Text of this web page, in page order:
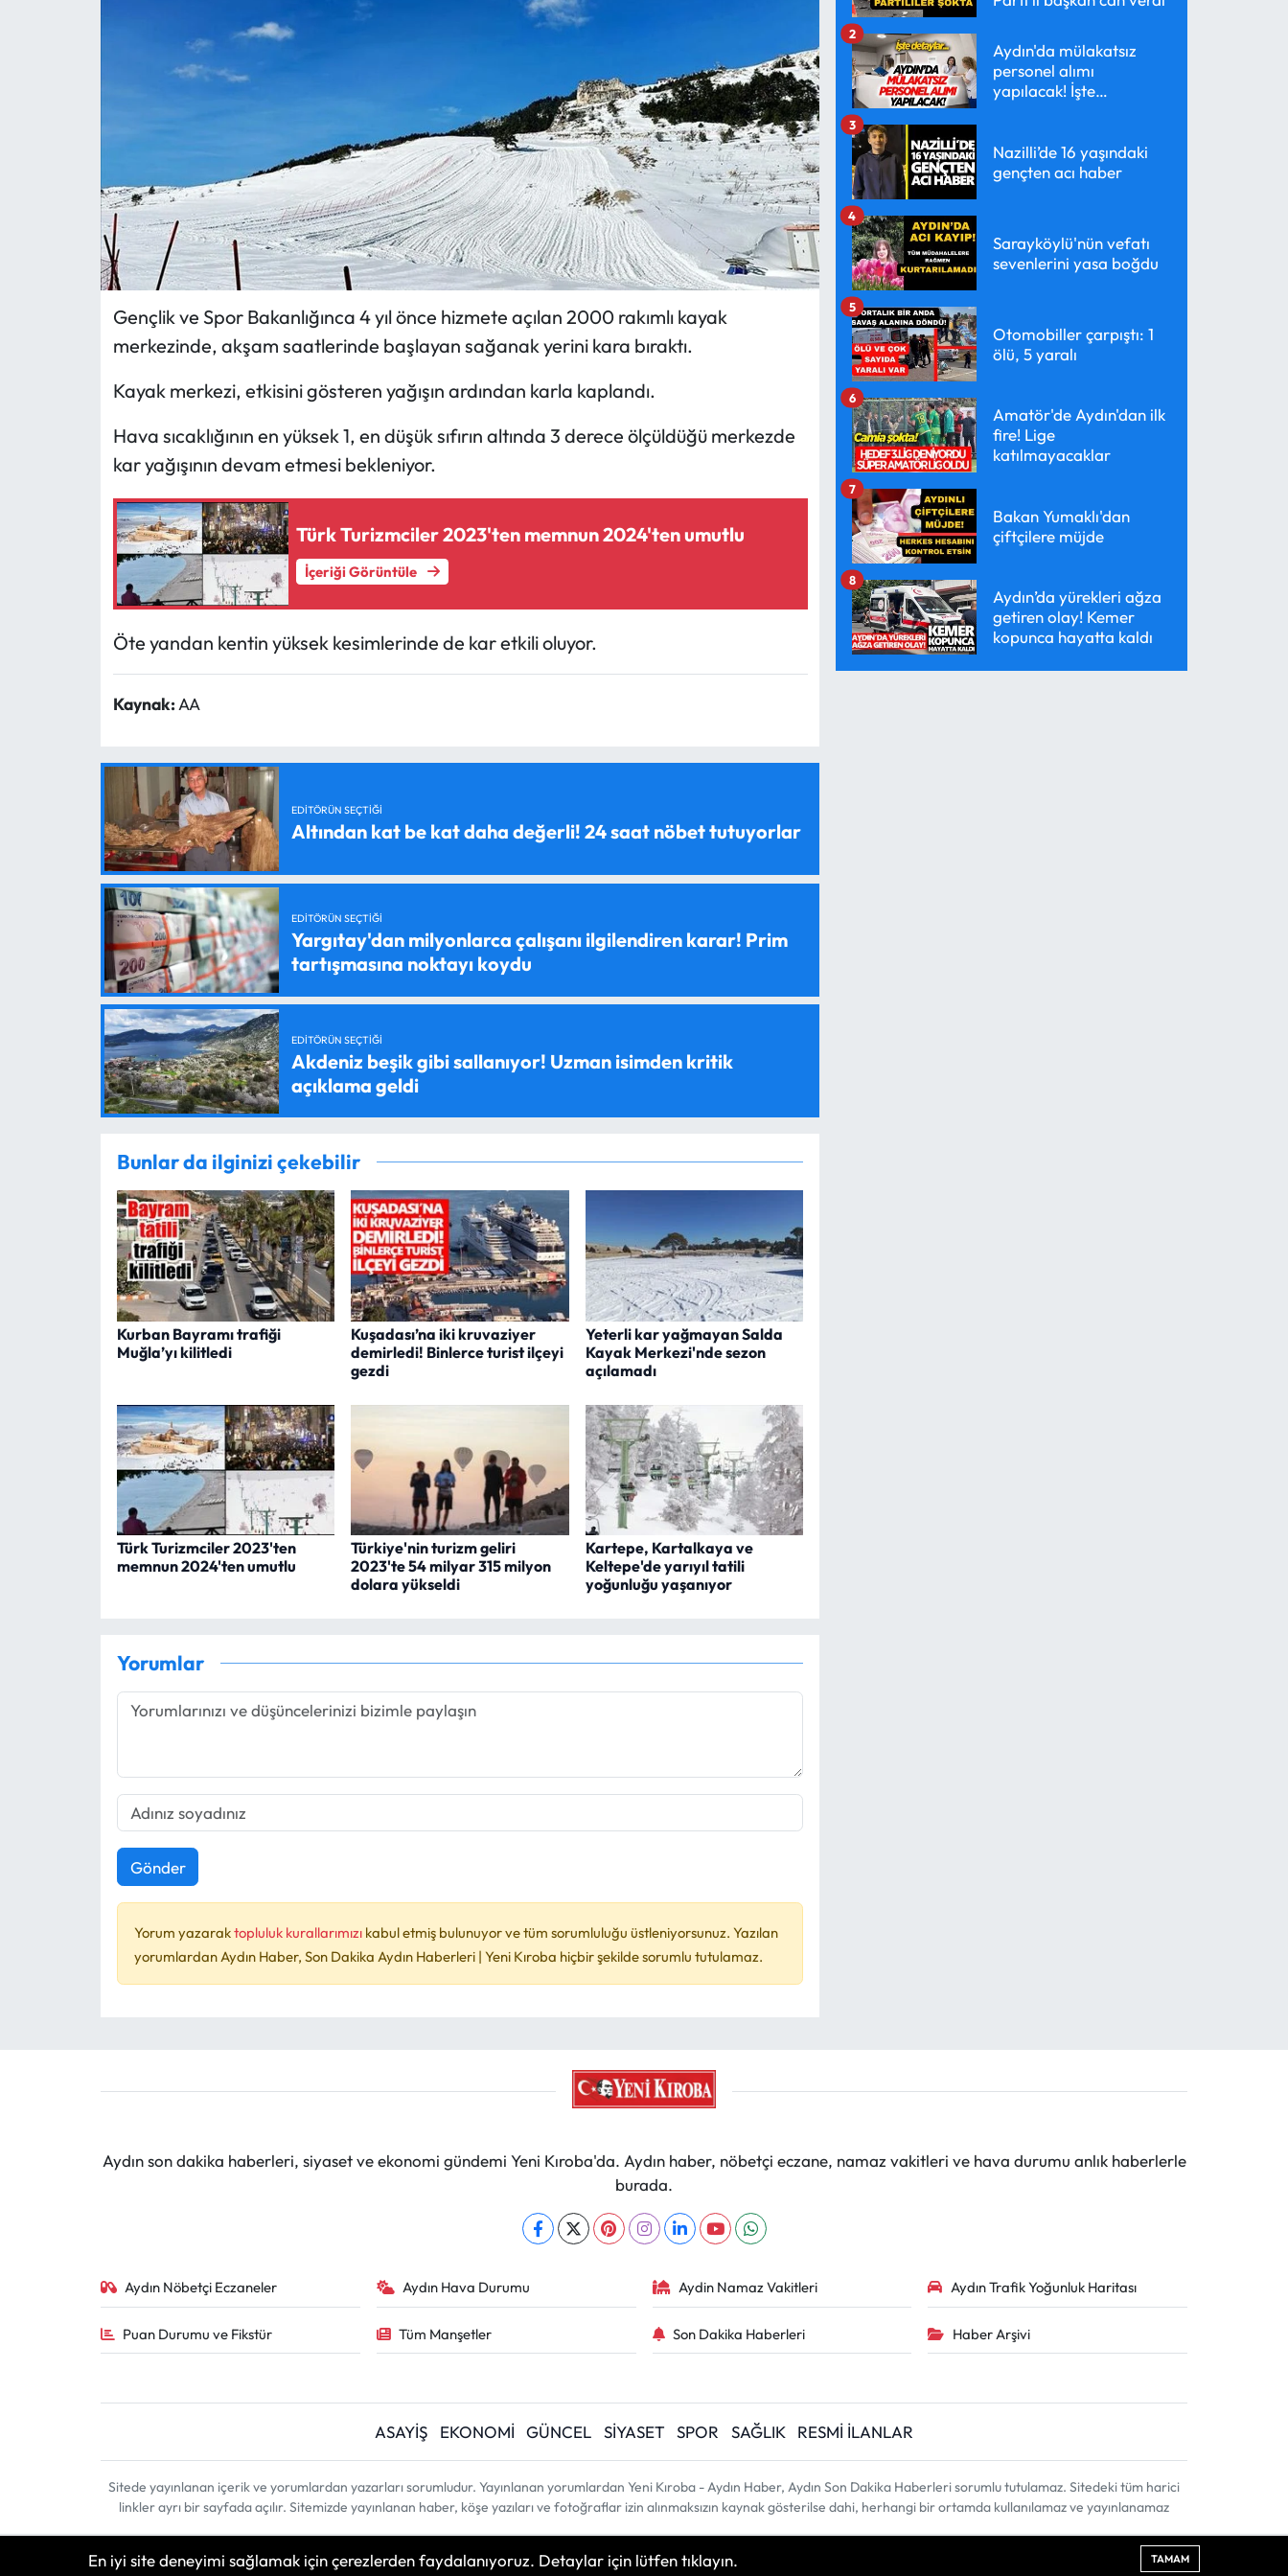
Gençlik ve Spor Bakanlığınca 4 yıl önce hizmete açılan 2000 rakımlı kayak
merkezinde, akşam saatlerinde başlayan sağanak yerini kara bıraktı.
Kayak merkezi, etkisini gösteren yağışın ardından karla kaplandı.
Hava sıcaklığının en yüksek 1, en düşük sıfırın altında 3 derece ölçüldüğü merkezde
kar yağışının devam etmesi bekleniyor.
Türk Turizmciler 2023'ten memnun 2024'ten umutlu
İçeriği Görüntüle
Öte yandan kentin yüksek kesimlerinde de kar etkili oluyor.
Kaynak:AA
EDITÖRÜN SEÇTIĞI
Altından kat be kat daha değerli! 24 saat nöbet tutuyorlar
EDITÖRÜN SEÇTIĞI
Yargıtay'dan milyonlarca çalışanı ilgilendiren karar! Prim
tartışmasına noktayı koydu
EDITÖRÜN SEÇTIĞI
Akdeniz beşik gibi sallanıyor! Uzman isimden kritik
açıklama geldi
Bunlar da ilginizi çekebilir
Kurban Bayramı trafiği
Muğla’yı kilitledi
Kuşadası’na iki kruvaziyer
demirledi! Binlerce turist ilçeyi
gezdi
Yeterli kar yağmayan Salda
Kayak Merkezi'nde sezon
açılamadı
Türk Turizmciler 2023'ten
memnun 2024'ten umutlu
Türkiye'nin turizm geliri
2023'te 54 milyar 315 milyon
dolara yükseldi
Kartepe, Kartalkaya ve
Keltepe'de yarıyıl tatili
yoğunluğu yaşanıyor
Yorumlar
Gönder
Yorum yazaraktopluluk kurallarımızı kabul etmiş bulunuyor ve tüm sorumluluğu üstleniyorsunuz. Yazılan
yorumlardan Aydın Haber, Son Dakika Aydın Haberleri | Yeni Kıroba hiçbir şekilde sorumlu tutulamaz.
Aydın'da mülakatsız
personel alımı
yapılacak! İşte
2
Nazilli’de 16 yaşındaki
gençten acı haber
3
Sarayköylü'nün vefatı
sevenlerini yasa boğdu
4
Otomobiller çarpıştı: 1
ölü, 5 yaralı
5
Amatör'de Aydın'dan ilk
fire! Lige
katılmayacaklar
6
Bakan Yumaklı'dan
çiftçilere müjde
7
Aydın’da yürekleri ağza
getiren olay! Kemer
kopunca hayatta kaldı
8
Aydın son dakika haberleri, siyaset ve ekonomi gündemi Yeni Kıroba'da. Aydın haber, nöbetçi eczane, namaz vakitleri ve hava durumu anlık haberlerle
burada.
Aydın Nöbetçi Eczaneler Aydın Hava Durumu Aydin Namaz Vakitleri Aydın Trafik Yoğunluk Haritası
Puan Durumu ve Fikstür Tüm Manşetler Son Dakika Haberleri Haber Arşivi
ASAYİŞ EKONOMİ GÜNCEL SİYASET SPOR SAĞLIK RESMİ İLANLAR
Sitede yayınlanan içerik ve yorumlardan yazarları sorumludur. Yayınlanan yorumlardan Yeni Kıroba - Aydın Haber, Aydın Son Dakika Haberleri sorumlu tutulamaz. Sitedeki tüm harici
linkler ayrı bir sayfada açılır. Sitemizde yayınlanan haber, köşe yazıları ve fotoğraflar izin alınmaksızın kaynak gösterilse dahi, herhangi bir ortamda kullanılamaz ve yayınlanamaz
Haber Yazılımı:TE Bilişim| Copyright © 2026
En iyi site deneyimi sağlamak için çerezlerden faydalanıyoruz. Detaylar için lütfen tıklayın. TAMAM
TARIM
TURİZM
HABER İLAN